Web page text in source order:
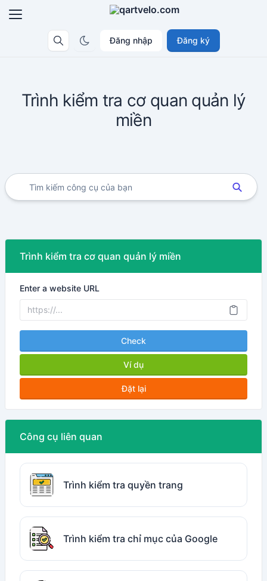
Đăng nhập Đăng ký
Trình kiểm tra cơ quan quản lý
miền
Trình kiểm tra cơ quan quản lý miền
Enter a website URL
Check
Ví dụ
Đặt lại
Công cụ liên quan
Trình kiểm tra quyền trang
Trình kiểm tra chỉ mục của Google